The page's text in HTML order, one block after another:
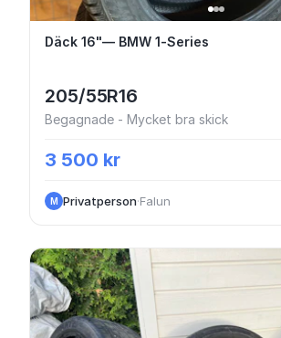
Däck 16"— BMW 1-Series
Däck 16"— BMW 1-Series
205/55R16
Begagnade - Mycket bra skick
3 500 kr
M Privatperson·Falun